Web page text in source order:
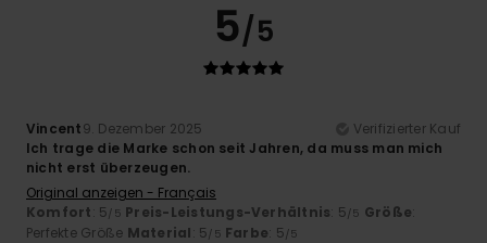
5/5
Vincent9. Dezember 2025
Verifizierter Kauf
Ich trage die Marke schon seit Jahren, da muss man mich
nicht erst überzeugen.
Original anzeigen - Français
Komfort: 5/5 Preis-Leistungs-Verhältnis: 5/5 Größe:
Perfekte Größe Material: 5/5 Farbe: 5/5